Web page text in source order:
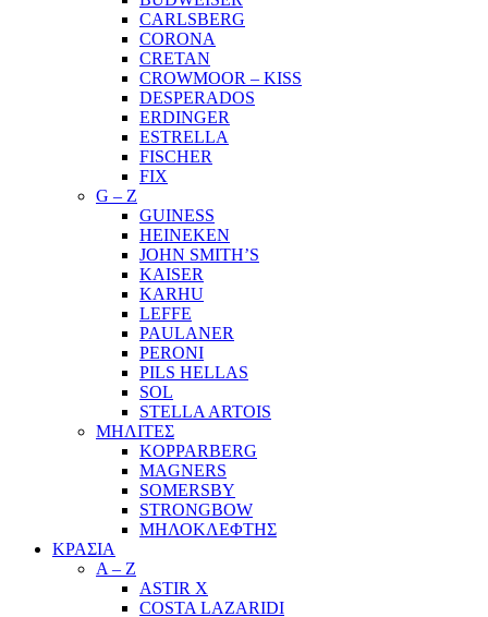
CARLSBERG
CORONA
CRETAN
CROWMOOR – KISS
DESPERADOS
ERDINGER
ESTRELLA
FISCHER
FIX
G – Z
GUINESS
HEINEKEN
JOHN SMITH’S
KAISER
KARHU
LEFFE
PAULANER
PERONI
PILS HELLAS
SOL
STELLA ARTOIS
ΜΗΛΙΤΕΣ
KOPPARBERG
MAGNERS
SOMERSBY
STRONGBOW
ΜΗΛΟΚΛΕΦΤΗΣ
ΚΡΑΣΙΑ
A – Z
ASTIR X
COSTA LAZARIDI